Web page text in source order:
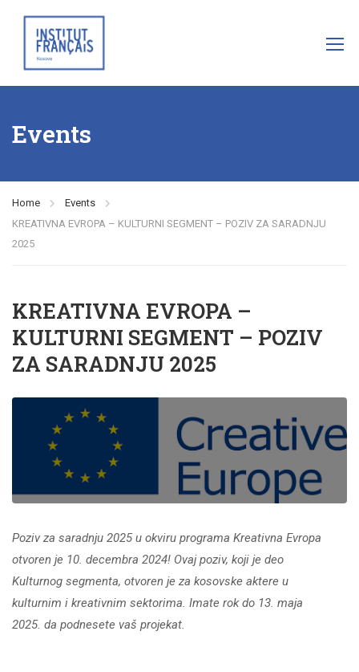
Events
Home
Events
KREATIVNA EVROPA – KULTURNI SEGMENT – POZIV ZA SARADNJU
2025
KREATIVNA EVROPA –
KULTURNI SEGMENT – POZIV
ZA SARADNJU 2025
Poziv za saradnju 2025 u okviru programa Kreativna Evropa
otvoren je 10. decembra 2024! Ovaj poziv, koji je deo
Kulturnog segmenta, otvoren je za kosovske aktere u
kulturnim i kreativnim sektorima. Imate rok do 13. maja
2025. da podnesete vaš projekat.